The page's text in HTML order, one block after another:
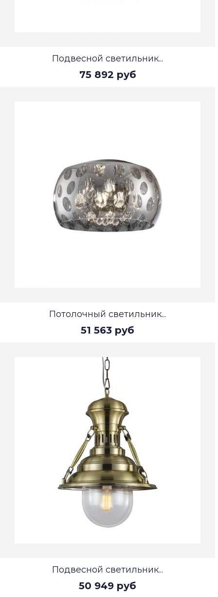
Подвесной светильник...
75 892 руб
Потолочный светильник...
51 563 руб
Подвесной светильник...
50 949 руб